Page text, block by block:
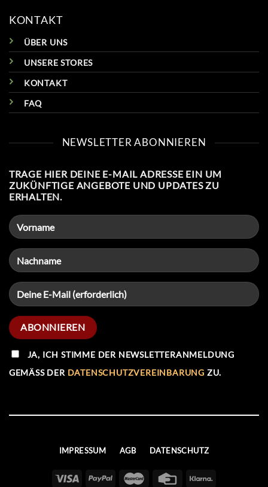
KONTAKT
ÜBER UNS
UNSERE STORES
KONTAKT
FAQ
NEWSLETTER ABONNIEREN
TRAGE HIER DEINE E-MAIL ADRESSE EIN UM
ZUKÜNFTIGE ANGEBOTE UND UPDATES ZU
ERHALTEN.
JA, ICH STIMME DER NEWSLETTERANMELDUNG
GEMÄSS DER DATENSCHUTZVEREINBARUNG ZU.
IMPRESSUM AGB DATENSCHUTZ